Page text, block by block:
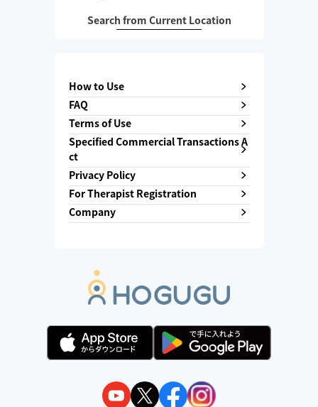
Search from Current Location
How to Use
FAQ
Terms of Use
Specified Commercial Transactions A
ct
Privacy Policy
For Therapist Registration
Company